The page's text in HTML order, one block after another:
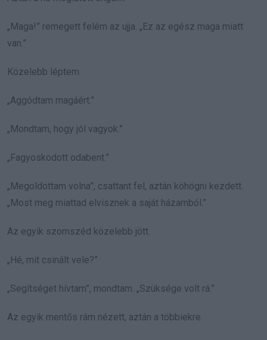
„Maga!” remegett felém az ujja. „Ez az egész maga miatt
van.”
Közelebb léptem.
„Aggódtam magáért.”
„Mondtam, hogy jól vagyok.”
„Fagyoskodott odabent.”
„Megoldottam volna”, csattant fel, aztán köhögni kezdett.
„Most meg miattad elvisznek a saját házamból.”
Az egyik szomszéd közelebb jött.
„Hé, mit csinált vele?”
„Segítséget hívtam”, mondtam. „Szüksége volt rá.”
Az egyik mentős rám nézett, aztán a többiekre.